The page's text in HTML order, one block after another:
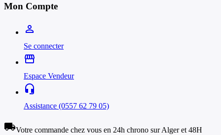
Mon Compte
person_outline
Se connecter
storefront
Espace Vendeur
headset_mic
Assistance (0557 62 79 05)
local_shippingVotre commande chez vous en 24h chrono sur Alger et 48H